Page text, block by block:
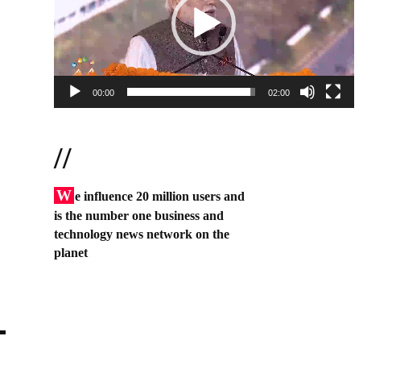
00:00 02:00
//
W e influence 20 million users and
is the number one business and
technology news network on the
planet